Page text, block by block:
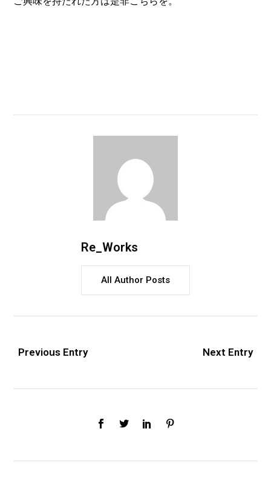
Re_Works
All Author Posts
Previous Entry Next Entry